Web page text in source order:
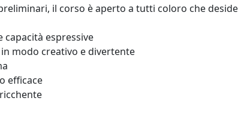
il corso è aperto a tutti coloro che
espressive
modo creativo e divertente
efficace